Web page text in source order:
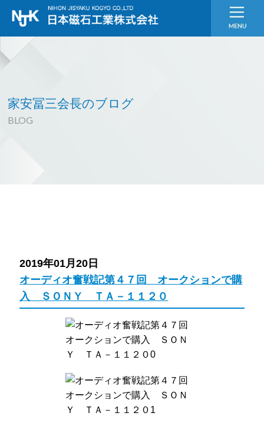
家安冨三会長のブログ
BLOG
2019年01月20日
オーディオ奮戦記第４７回 オークションで購
入 ＳＯＮＹ ＴＡ－１１２０